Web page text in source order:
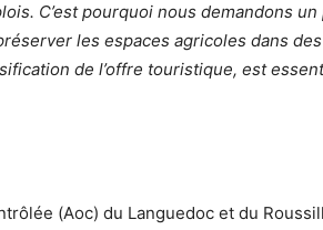
C’est pourquoi nous demandons
les espaces agricoles dans
de l’offre touristique, est
(Aoc) du Languedoc et du